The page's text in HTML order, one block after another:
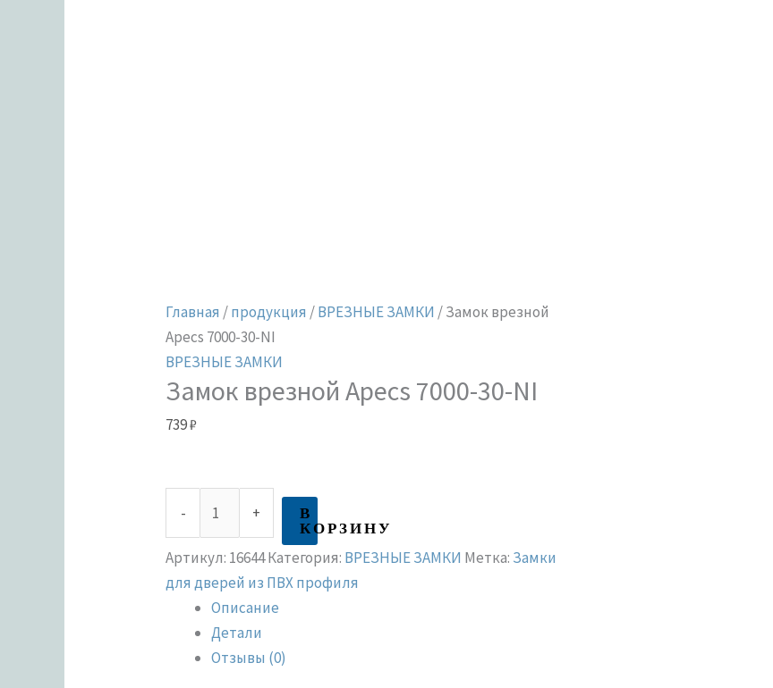
Главная /продукция /ВРЕЗНЫЕ ЗАМКИ / Замок врезной
Apecs 7000-30-NI
ВРЕЗНЫЕ ЗАМКИ
Замок врезной Apecs 7000-30-NI
739₽
- + В
КОРЗИНУ
Артикул: 16644Категория: ВРЕЗНЫЕ ЗАМКИ Метка: Замки
для дверей из ПВХ профиля
Описание
Детали
Отзывы (0)